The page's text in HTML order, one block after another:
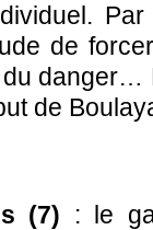
de
danger…
de
(7) : le